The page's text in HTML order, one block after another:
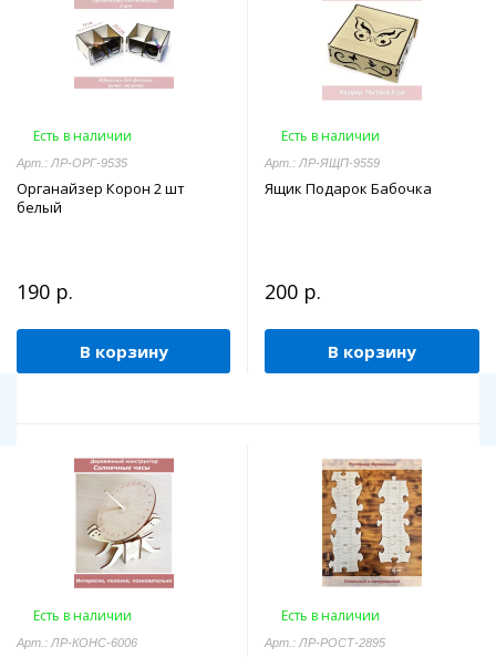
Есть в наличии
Арт.: ЛР-ОРГ-9535
Органайзер Корон 2 шт
белый
190 р.
В корзину
Есть в наличии
Арт.: ЛР-ЯЩП-9559
Ящик Подарок Бабочка
200 р.
В корзину
Есть в наличии
Арт.: ЛР-КОНС-6006
Есть в наличии
Арт.: ЛР-РОСТ-2895